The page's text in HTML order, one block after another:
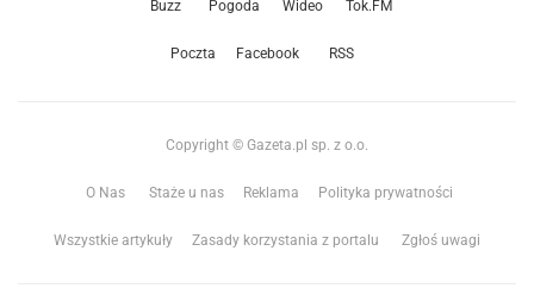
Buzz Pogoda Wideo Tok.FM
Poczta Facebook RSS
Copyright © Gazeta.pl sp. z o.o.
O Nas Staże u nas Reklama Polityka prywatności
Wszystkie artykuły Zasady korzystania z portalu Zgłoś uwagi